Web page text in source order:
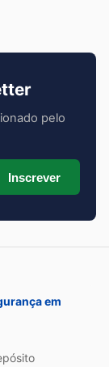
pelo
Inscrever
em